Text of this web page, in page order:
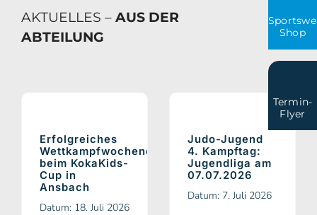
AKTUELLES – AUS DER
ABTEILUNG
Erfolgreiches
Wettkampfwochenende
beim KokaKids-
Cup in
Ansbach
Datum: 18. Juli 2026
Judo-Jugend
4. Kampftag:
Jugendliga am
07.07.2026
Datum: 7. Juli 2026
Shop
Termin-
Flyer